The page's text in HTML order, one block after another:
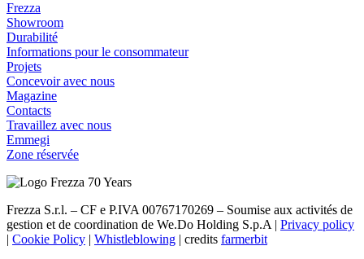
Frezza
Showroom
Durabilité
Informations pour le consommateur
Projets
Concevoir avec nous
Magazine
Contacts
Travaillez avec nous
Emmegi
Zone réservée
Frezza S.r.l. – CF e P.IVA 00767170269 – Soumise aux activités de
gestion et de coordination de We.Do Holding S.p.A | Privacy policy
| Cookie Policy | Whistleblowing | credits farmerbit